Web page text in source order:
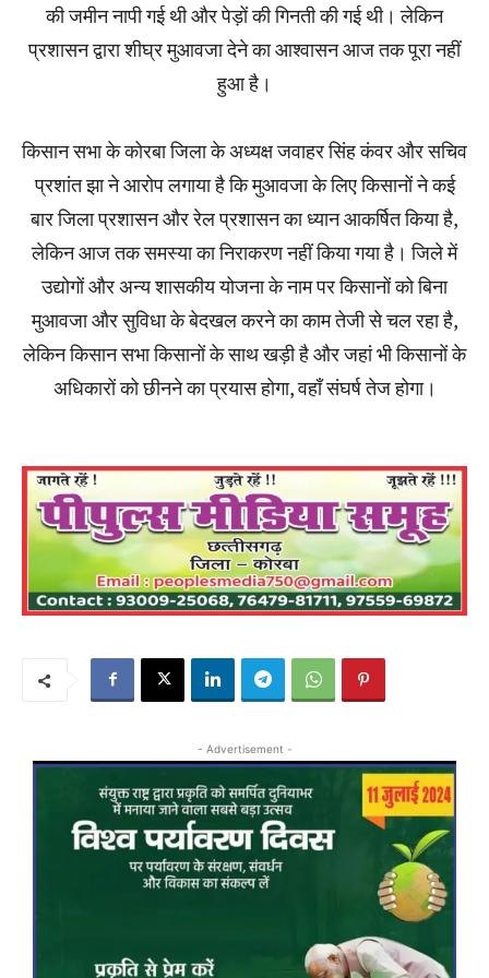
की जमीन नापी गई थी और पेड़ों की गिनती की गई थी। लेकिन
प्रशासन द्वारा शीघ्र मुआवजा देने का आश्वासन आज तक पूरा नहीं
हुआ है।
किसान सभा के कोरबा जिला के अध्यक्ष जवाहर सिंह कंवर और सचिव
प्रशांत झा ने आरोप लगाया है कि मुआवजा के लिए किसानों ने कई
बार जिला प्रशासन और रेल प्रशासन का ध्यान आकर्षित किया है,
लेकिन आज तक समस्या का निराकरण नहीं किया गया है। जिले में
उद्योगों और अन्य शासकीय योजना के नाम पर किसानों को बिना
मुआवजा और सुविधा के बेदखल करने का काम तेजी से चल रहा है,
लेकिन किसान सभा किसानों के साथ खड़ी है और जहां भी किसानों के
अधिकारों को छीनने का प्रयास होगा, वहाँ संघर्ष तेज होगा।
- Advertisement -